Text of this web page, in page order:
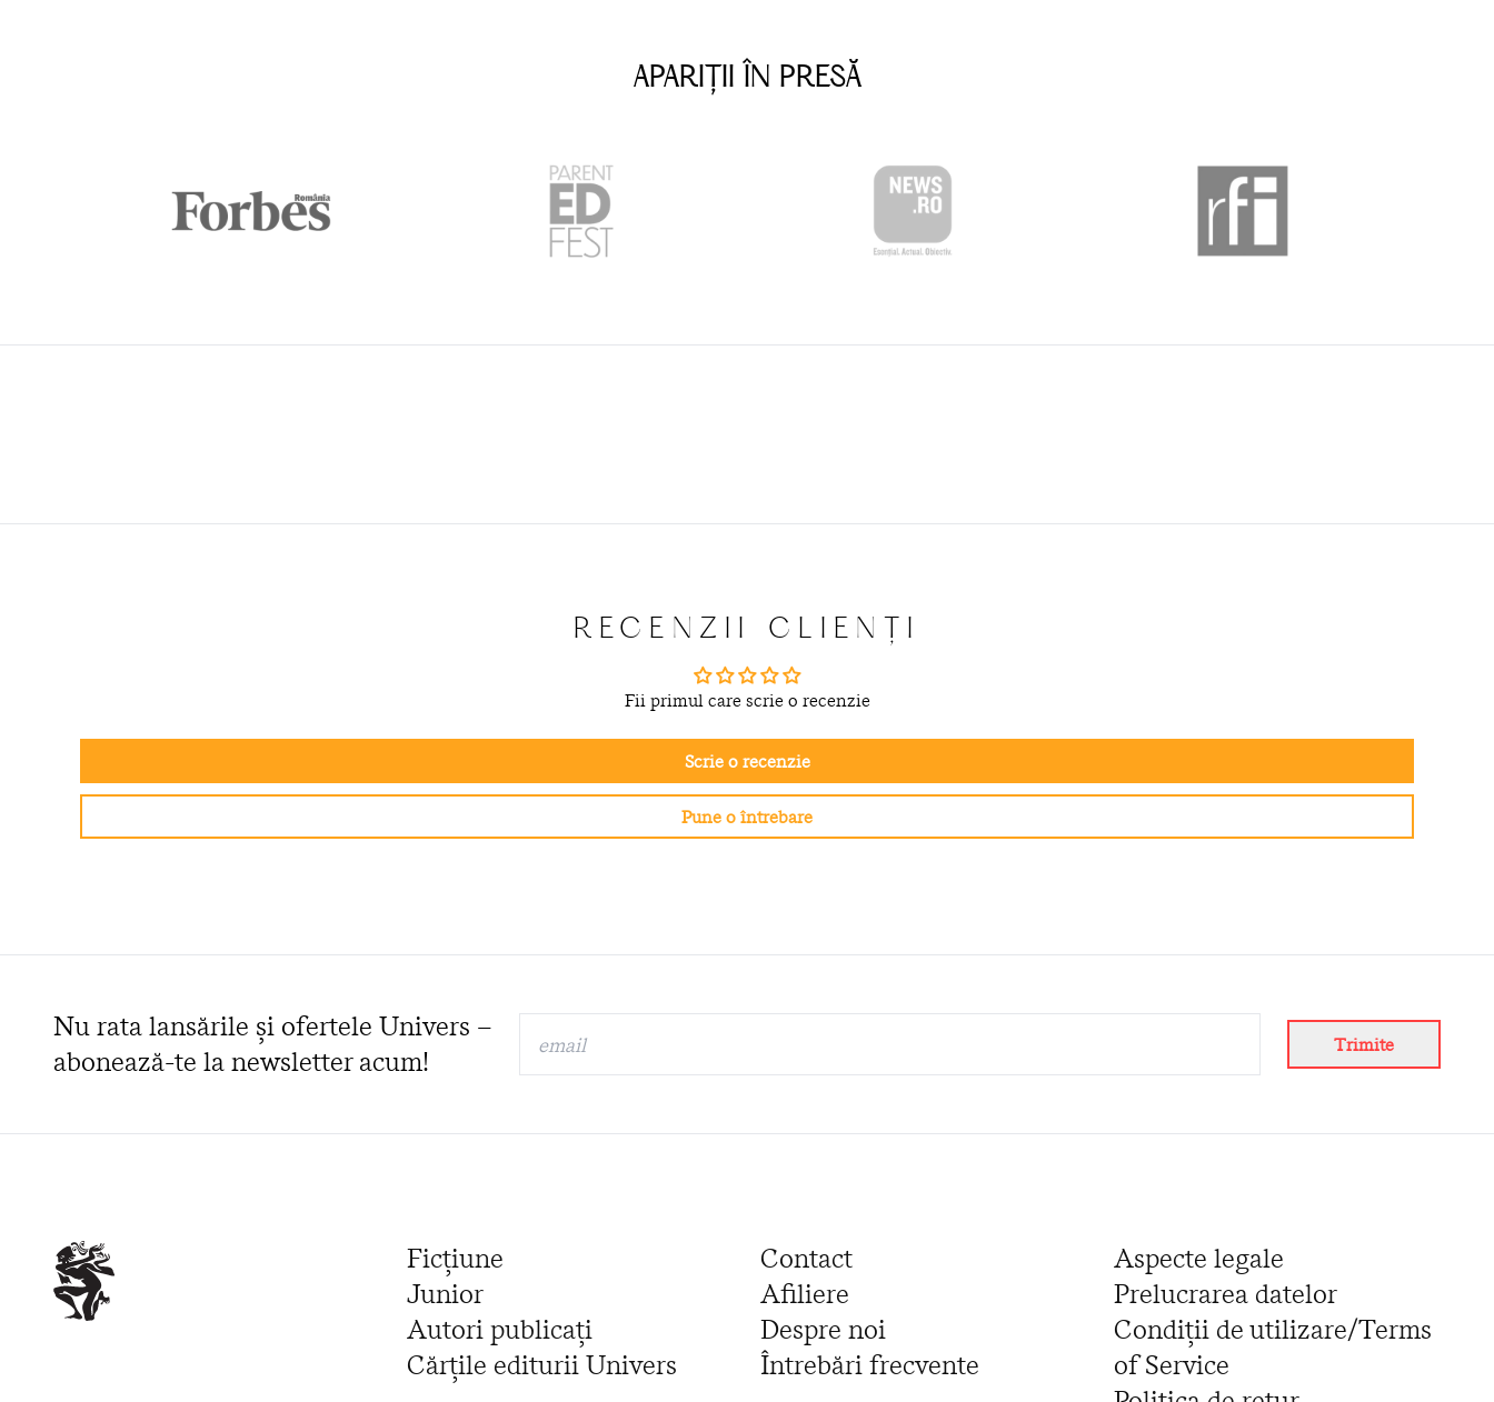
APARIȚII ÎN PRESĂ
RECENZII CLIENȚI
Fii primul care scrie o recenzie
Scrie o recenzie
Pune o întrebare
Nu rata lansările și ofertele Univers –
abonează-te la newsletter acum!
Trimite
Ficțiune
Junior
Autori publicați
Cărțile editurii Univers
Contact
Afiliere
Despre noi
Întrebări frecvente
Aspecte legale
Prelucrarea datelor
Condiții de utilizare/Terms
of Service